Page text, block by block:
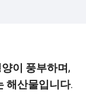
양이 풍부하며,
해산물입니다.